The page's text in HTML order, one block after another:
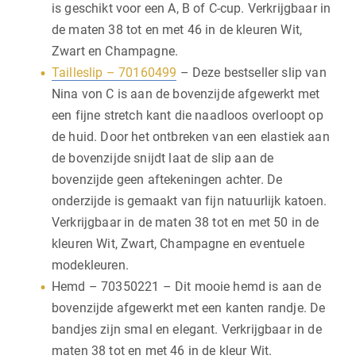
is geschikt voor een A, B of C-cup. Verkrijgbaar in
de maten 38 tot en met 46 in de kleuren Wit,
Zwart en Champagne.
Tailleslip – 70160499 – Deze bestseller slip van
Nina von C is aan de bovenzijde afgewerkt met
een fijne stretch kant die naadloos overloopt op
de huid. Door het ontbreken van een elastiek aan
de bovenzijde snijdt laat de slip aan de
bovenzijde geen aftekeningen achter. De
onderzijde is gemaakt van fijn natuurlijk katoen.
Verkrijgbaar in de maten 38 tot en met 50 in de
kleuren Wit, Zwart, Champagne en eventuele
modekleuren.
Hemd – 70350221 – Dit mooie hemd is aan de
bovenzijde afgewerkt met een kanten randje. De
bandjes zijn smal en elegant. Verkrijgbaar in de
maten 38 tot en met 46 in de kleur Wit.